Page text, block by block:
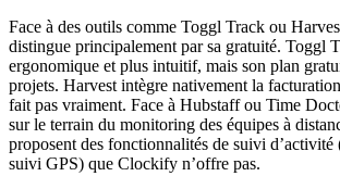
Face à des outils comme Toggl Track ou
distingue principalement par sa gratuité. Toggl
ergonomique et plus intuitif, mais son plan
projets. Harvest intègre nativement la
fait pas vraiment. Face à Hubstaff ou Time
sur le terrain du monitoring des équipes à
proposent des fonctionnalités de suivi d’activité
suivi GPS) que Clockify n’offre pas.